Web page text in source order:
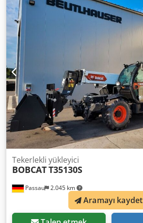
Passau 2.045 km
Tekerlekli yükleyici
BOBCATT35130S
Aramayı kaydet